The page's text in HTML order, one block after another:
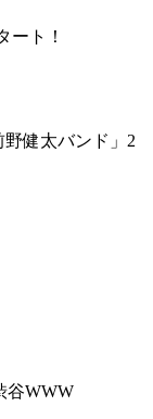
ート！
健太バンド」2
谷WWW